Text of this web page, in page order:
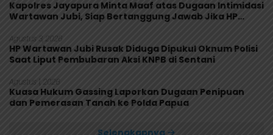
Kapolres Jayapura Minta Maaf atas Dugaan Intimidasi
Wartawan Jubi, Siap Bertanggung Jawab Jika HP
Agustus 3, 2026
HP Wartawan Jubi Rusak Diduga Dipukul Oknum Polisi
Saat Liput Pembubaran Aksi KNPB di Sentani
Agustus 1, 2026
Kuasa Hukum Gassing Laporkan Dugaan Penipuan
dan Pemerasan Tanah ke Polda Papua